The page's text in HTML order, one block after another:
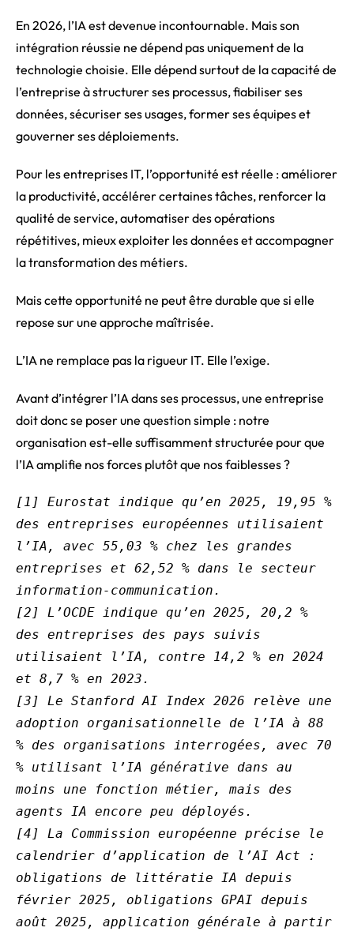
En 2026, l’IA est devenue incontournable. Mais son
intégration réussie ne dépend pas uniquement de la
technologie choisie. Elle dépend surtout de la capacité de
l’entreprise à structurer ses processus, fiabiliser ses
données, sécuriser ses usages, former ses équipes et
gouverner ses déploiements.
Pour les entreprises IT, l’opportunité est réelle : améliorer
la productivité, accélérer certaines tâches, renforcer la
qualité de service, automatiser des opérations
répétitives, mieux exploiter les données et accompagner
la transformation des métiers.
Mais cette opportunité ne peut être durable que si elle
repose sur une approche maîtrisée.
L’IA ne remplace pas la rigueur IT. Elle l’exige.
Avant d’intégrer l’IA dans ses processus, une entreprise
doit donc se poser une question simple : notre
organisation est-elle suffisamment structurée pour que
l’IA amplifie nos forces plutôt que nos faiblesses ?
[1] Eurostat indique qu’en 2025, 19,95 %
des entreprises européennes utilisaient
l’IA, avec 55,03 % chez les grandes
entreprises et 62,52 % dans le secteur
information-communication.
[2] L’OCDE indique qu’en 2025, 20,2 %
des entreprises des pays suivis
utilisaient l’IA, contre 14,2 % en 2024
et 8,7 % en 2023.
[3] Le Stanford AI Index 2026 relève une
adoption organisationnelle de l’IA à 88
% des organisations interrogées, avec 70
% utilisant l’IA générative dans au
moins une fonction métier, mais des
agents IA encore peu déployés.
[4] La Commission européenne précise le
calendrier d’application de l’AI Act :
obligations de littératie IA depuis
février 2025, obligations GPAI depuis
août 2025, application générale à partir